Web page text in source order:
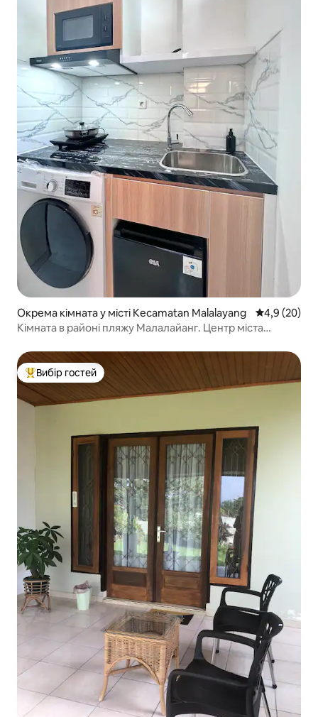
Окрема кімната у місті Kecamatan Malalayang Середня
4,9 (20)
Кімната в районі пляжу Малалайанг. Центр міста
Топ вибір гостей
Вибір гостей